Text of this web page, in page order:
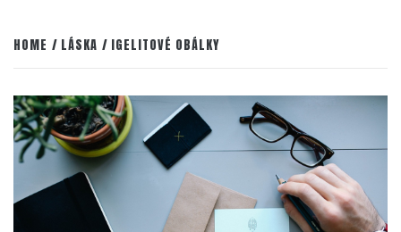
HOME LÁSKA IGELITOVÉ OBÁLKY